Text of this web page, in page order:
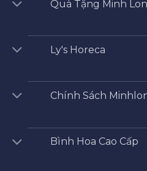
Quà Tặng Minh
Ly's Horeca
Chính Sách
Bình Hoa Cao Cấp